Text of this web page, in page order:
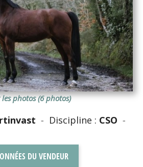
photos (6 photos)
- Discipline : CSO -
DU VENDEUR